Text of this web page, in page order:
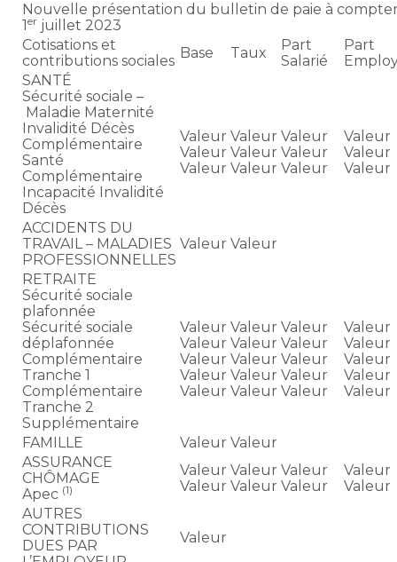
Nouvelle présentation du bulletin de paie à
1er juillet 2023
Cotisations et
contributions sociales Base Taux
Part
Salarié
Part
SANTÉ
Sécurité sociale –
Maladie Maternité
Invalidité Décès
Complémentaire
Santé
Complémentaire
Incapacité Invalidité
Décès
Valeur
Valeur
Valeur
Valeur
Valeur
Valeur
Valeur
Valeur
Valeur
Valeur
Valeur
Valeur
ACCIDENTS DU
TRAVAIL – MALADIES
PROFESSIONNELLES
Valeur Valeur
RETRAITE
Sécurité sociale
plafonnée
Sécurité sociale
déplafonnée
Complémentaire
Tranche 1
Complémentaire
Tranche 2
Supplémentaire
Valeur
Valeur
Valeur
Valeur
Valeur
Valeur
Valeur
Valeur
Valeur
Valeur
Valeur
Valeur
Valeur
Valeur
Valeur
Valeur
Valeur
Valeur
Valeur
Valeur
FAMILLE Valeur Valeur
ASSURANCE
CHÔMAGE
Apec (1)
Valeur
Valeur
Valeur
Valeur
Valeur
Valeur
Valeur
Valeur
AUTRES
CONTRIBUTIONS
DUES PAR
Valeur